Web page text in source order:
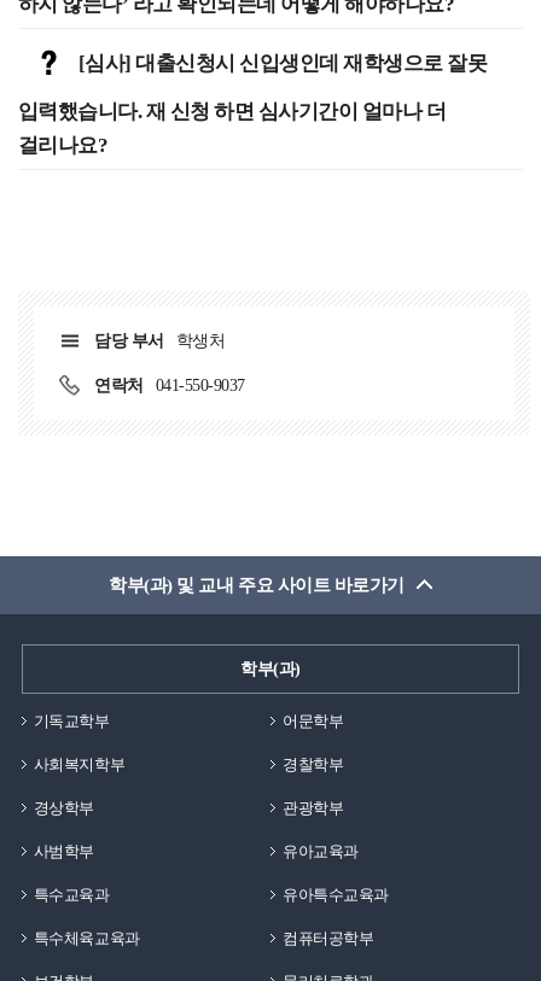
[심사] 대출신청시 신입생인데 재학생으로 잘못
입력했습니다. 재 신청 하면 심사기간이 얼마나 더
걸리나요?
담당 부서 학생처
연락처 041-550-9037
학부(과) 및 교내 주요 사이트 바로가기
학부(과)
기독교학부 어문학부
사회복지학부 경찰학부
경상학부 관광학부
사범학부 유아교육과
특수교육과 유아특수교육과
특수체육교육과 컴퓨터공학부